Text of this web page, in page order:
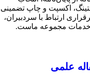
اکسپت و چاپ تضمینی
ارتباط با سردبیران،
خدمات مجموعه ماست.
علمی